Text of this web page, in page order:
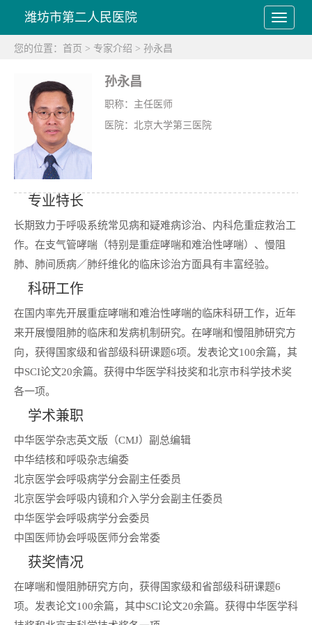
潍坊市第二人民医院
您的位置： 首页 > 专家介绍 > 孙永昌
孙永昌
职称：主任医师
医院：北京大学第三医院
专业特长
长期致力于呼吸系统常见病和疑难病诊治、内科危重症救治工
作。在支气管哮喘（特别是重症哮喘和难治性哮喘）、慢阻
肺、肺间质病／肺纤维化的临床诊治方面具有丰富经验。
科研工作
在国内率先开展重症哮喘和难治性哮喘的临床科研工作，近年
来开展慢阻肺的临床和发病机制研究。在哮喘和慢阻肺研究方
向，获得国家级和省部级科研课题6项。发表论文100余篇，其
中SCI论文20余篇。获得中华医学科技奖和北京市科学技术奖
各一项。
学术兼职
中华医学杂志英文版（CMJ）副总编辑
中华结核和呼吸杂志编委
北京医学会呼吸病学分会副主任委员
北京医学会呼吸内镜和介入学分会副主任委员
中华医学会呼吸病学分会委员
中国医师协会呼吸医师分会常委
获奖情况
在哮喘和慢阻肺研究方向，获得国家级和省部级科研课题6
项。发表论文100余篇，其中SCI论文20余篇。获得中华医学科